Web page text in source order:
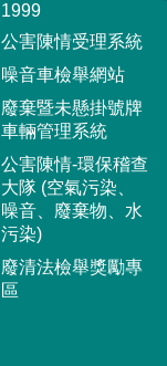
1999
公害陳情受理系統
噪音車檢舉網站
廢棄暨未懸掛號牌
車輛管理系統
公害陳情-環保稽查
大隊 (空氣污染、
噪音、廢棄物、水
污染)
廢清法檢舉獎勵專
區